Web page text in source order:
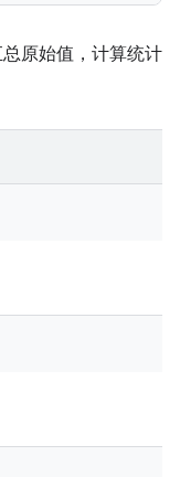
原始值，计算统计